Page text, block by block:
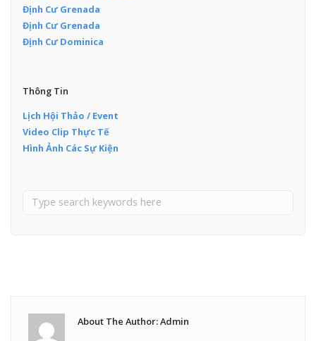
Định Cư Grenada
Định Cư Grenada
Định Cư Dominica
Thông Tin
Lịch Hội Thảo / Event
Video Clip Thực Tế
Hình Ảnh Các Sự Kiện
About The Author: Admin